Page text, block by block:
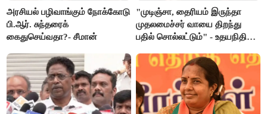
அரசியல் பழிவாங்கும் நோக்கோடு
பி.ஆர். சுந்தரைக்
கைதுசெய்வதா?- சீமான்
"முடிஞ்சா, தைரியம் இருந்தா
முதலமைச்சர் வாயை திறந்து
பதில் சொல்லட்டும்" - உதயநிதி